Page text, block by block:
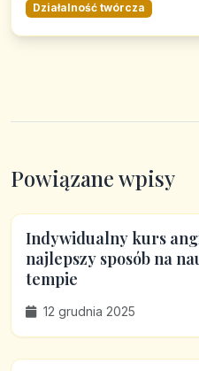
Działalność twórcza
Powiązane wpisy
Indywidualny kurs
najlepszy sposób na
tempie
12 grudnia 2025